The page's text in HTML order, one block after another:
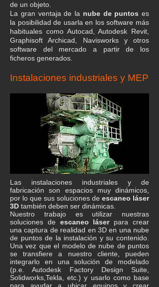
de un objeto.
​La gran ventaja de la nube de puntos es
la posibilidad de usarla en los software más
habituales como Autocad, Autodesk Revit,
Graphisoft Archicad, Navisworks y otros
software del mercado a partir de los
ficheros generados.
Instalaciones industriales y MEP
Las instalaciones industriales y de
fabricación son espacios muy dinámicos,
por lo que sus soluciones de escaneo láser
3D también deben ser dinámicas.
Nuestro trabajo es utilizar nuestras
soluciones de escaneo láser para crear
una captura de realidad en 3D en una nube
de puntos de la instalación y su contenido.
Una vez que el modelo de nube de puntos
se transfiere a nuestro cliente, pueden
integrarlo en una solución de modelado
(p.e. Autodesk Factory Design Suite,
Solidworks,Tekla, etc.) y usarlo como base